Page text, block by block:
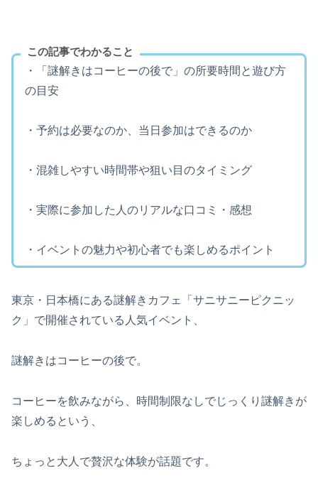
この記事でわかること
・「謎解きはコーヒーの後で」の所要時間と遊び方
の目安
・予約は必要なのか、当日参加はできるのか
・混雑しやすい時間帯や狙い目のタイミング
・実際に参加した人のリアルな口コミ・感想
・イベントの魅力や初心者でも楽しめるポイント
東京・日本橋にある謎解きカフェ「サニサニーピクニッ
ク」で開催されている人気イベント、
謎解きはコーヒーの後で。
コーヒーを飲みながら、時間制限なしでじっくり謎解きが
楽しめるという、
ちょっと大人で贅沢な体験が話題です。